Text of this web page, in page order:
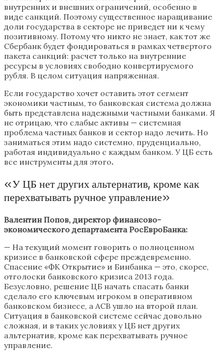
внутренних и внешних ограничений, особенно в
виде санкций. Поэтому существенное наращивание
доли государства в секторе не приведет ни к чему
позитивному. Потому что никто не знает, как тот же
Сбербанк будет фондироваться в рамках четвертого
пакета санкций: расчет только на внутренние
ресурсы в условиях свободно конвертируемого
рубля. В целом ситуация напряженная.
Если государство хочет оставить этот сегмент
экономики частным, то банковская система должна
быть представлена надежными частными банками. Я
не отрицаю, что слабые активы — системная
проблема частных банков и сектор надо лечить. Но
заниматься этим надо системно, пруденциально,
работая индивидуально с каждым банком. У ЦБ есть
все инструменты для этого.
«У ЦБ нет других альтернатив, кроме как
перехватывать ручное управление»
Валентин Попов, директор финансово-
экономического департамента РосЕвроБанка:
— На текущий момент говорить о полноценном
кризисе в банковской сфере преждевременно.
Спасение «ФК Открытие» и Бинбанка — это, скорее,
отголоски банковского кризиса 2013 года.
Безусловно, решение ЦБ начать спасать банки
сделало его ключевым игроком в оперативном
банковском бизнесе, а АСВ ушло на второй план.
Ситуация в банковской системе сейчас довольно
сложная, и в таких условиях у ЦБ нет других
альтернатив, кроме как перехватывать ручное
управление.